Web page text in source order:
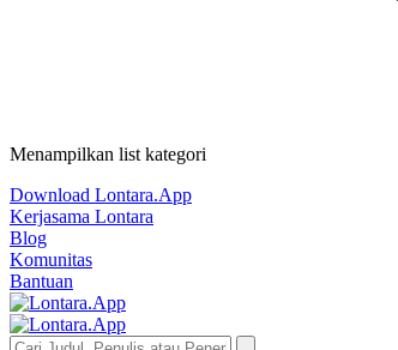
Menampilkan list kategori
Download Lontara.App
Kerjasama Lontara
Blog
Komunitas
Bantuan